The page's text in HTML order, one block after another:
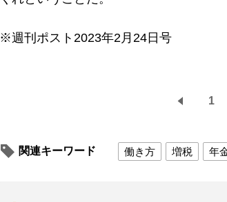
※週刊ポスト2023年2月24日号
1
関連キーワード 働き方 増税 年